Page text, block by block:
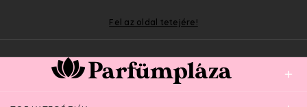
Fel az oldal tetejére!